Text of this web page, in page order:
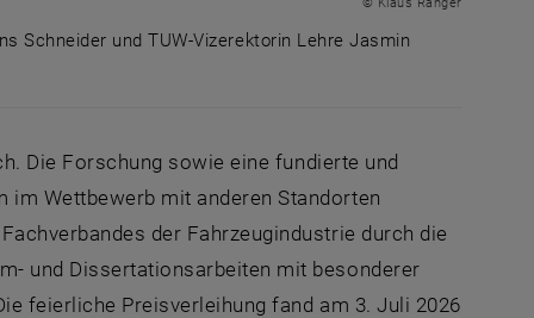
Schneider und TUW-Vizerektorin Lehre Jasmin
Die Forschung sowie eine fundierte und
im Wettbewerb mit anderen Standorten
der Fahrzeugindustrie durch die
und Dissertationsarbeiten mit besonderer
feierliche Preisverleihung fand am 3. Juli 2026